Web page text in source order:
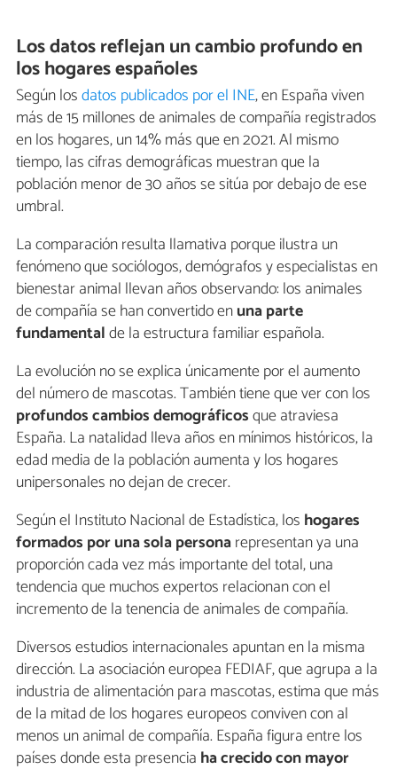
Los datos reflejan un cambio profundo en
los hogares españoles
Según losdatos publicados por el INE, en España viven
más de 15 millones de animales de compañía registrados
en los hogares, un 14% más que en 2021. Al mismo
tiempo, las cifras demográficas muestran que la
población menor de 30 años se sitúa por debajo de ese
umbral.
La comparación resulta llamativa porque ilustra un
fenómeno que sociólogos, demógrafos y especialistas en
bienestar animal llevan años observando: los animales
de compañía se han convertido enunaparte
fundamentalde la estructura familiar española.
La evolución no se explica únicamente por el aumento
del número de mascotas. También tiene que ver con los
profundos cambios demográficosque atraviesa
España. La natalidad lleva años en mínimos históricos, la
edad media de la población aumenta y los hogares
unipersonales no dejan de crecer.
Según el Instituto Nacional de Estadística, los hogares
formados por una sola personarepresentan ya una
proporción cada vez más importante del total, una
tendencia que muchos expertos relacionan con el
incremento de la tenencia de animales de compañía.
Diversos estudios internacionales apuntan en la misma
dirección. La asociación europea FEDIAF, que agrupa a la
industria de alimentación para mascotas, estima que más
de la mitad de los hogares europeos conviven con al
menos un animal de compañía. España figura entre los
países donde esta presencia ha crecido con mayor